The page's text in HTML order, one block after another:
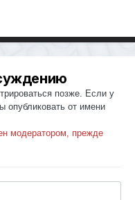
позже. Если у
опубликовать от имени
модератором, прежде